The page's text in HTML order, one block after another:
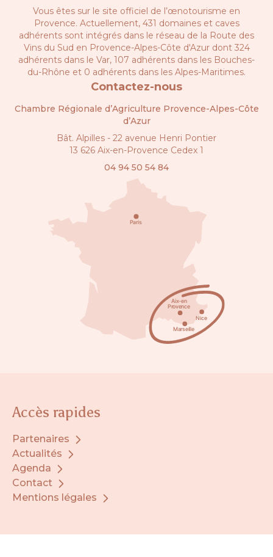
Vous êtes sur le site officiel de l’œnotourisme en
Provence. Actuellement, 431 domaines et caves
adhérents sont intégrés dans le réseau de la Route des
Vins du Sud en Provence-Alpes-Côte d'Azur dont 324
adhérents dans le Var, 107 adhérents dans les Bouches-
du-Rhône et 0 adhérents dans les Alpes-Maritimes.
Contactez-nous
Chambre Régionale d’Agriculture Provence-Alpes-Côte
d’Azur
Bât. Alpilles - 22 avenue Henri Pontier
13 626 Aix-en-Provence Cedex 1
04 94 50 54 84
Accès rapides
Partenaires
Actualités
Agenda
Contact
Mentions légales